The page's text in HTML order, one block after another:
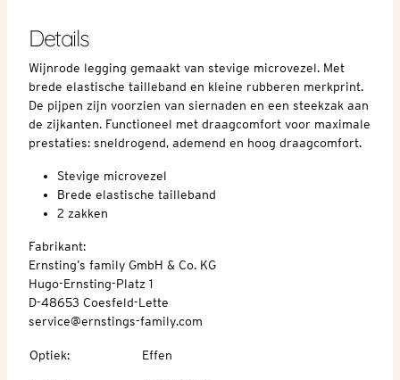
Details
Wijnrode legging gemaakt van stevige microvezel. Met
brede elastische tailleband en kleine rubberen merkprint.
De pijpen zijn voorzien van siernaden en een steekzak aan
de zijkanten. Functioneel met draagcomfort voor maximale
prestaties: sneldrogend, ademend en hoog draagcomfort.
Stevige microvezel
Brede elastische tailleband
2 zakken
Fabrikant:
Ernsting’s family GmbH & Co. KG
Hugo-Ernsting-Platz 1
D-48653 Coesfeld-Lette
service@ernstings-family.com
Optiek: Effen